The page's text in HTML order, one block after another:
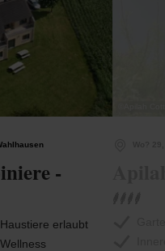
-
Haustiere erlaubt
Wellness